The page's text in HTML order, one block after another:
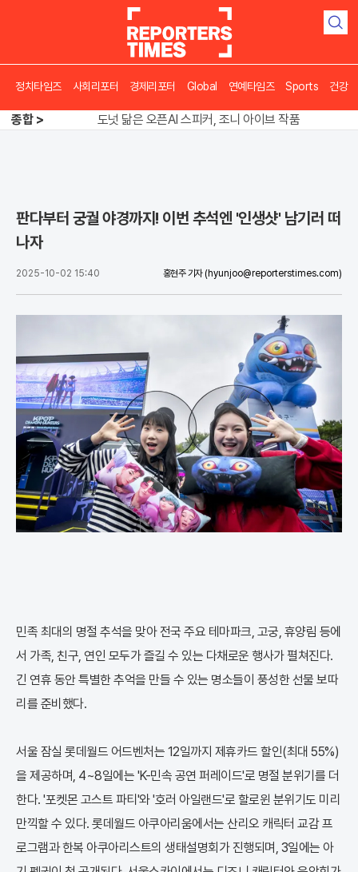
검
정치타임즈 사회리포터 경제리포터 Global 연예타임즈 Sports 건강
종합 >
도넛 닮은 오픈AI 스피커, 조니 아이브 작품
판다부터 궁궐 야경까지! 이번 추석엔 '인생샷' 남기러 떠
나자
2025-10-02 15:40 홍현주 기자 (hyunjoo@reporterstimes.com)
민족 최대의 명절 추석을 맞아 전국 주요 테마파크, 고궁, 휴양림 등에
서 가족, 친구, 연인 모두가 즐길 수 있는 다채로운 행사가 펼쳐진다.
긴 연휴 동안 특별한 추억을 만들 수 있는 명소들이 풍성한 선물 보따
리를 준비했다.
서울 잠실 롯데월드 어드벤처는 12일까지 제휴카드 할인(최대 55%)
을 제공하며, 4~8일에는 'K-민속 공연 퍼레이드'로 명절 분위기를 더
한다. '포켓몬 고스트 파티'와 '호러 아일랜드'로 할로윈 분위기도 미리
만끽할 수 있다. 롯데월드 아쿠아리움에서는 산리오 캐릭터 교감 프
로그램과 한복 아쿠아리스트의 생태설명회가 진행되며, 3일에는 아